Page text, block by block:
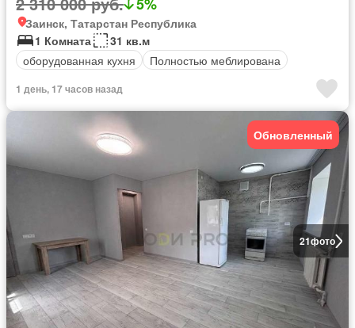
Заинск, Татарстан Республика
1 Комната
31 кв.м
оборудованная кухня
Полностью меблирована
1 день, 17 часов назад
21фото
Обновленный